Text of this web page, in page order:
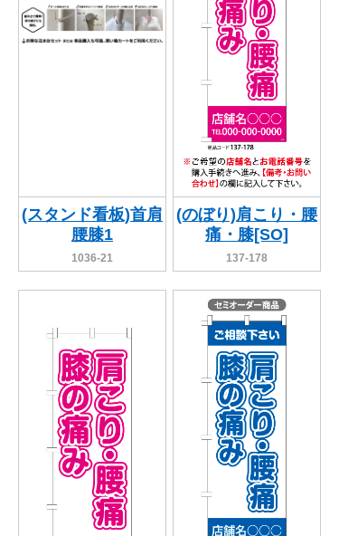
(スタンド看板)首肩
腰膝1
1036-21
(のぼり)肩こり・腰
痛・膝[SO]
137-178